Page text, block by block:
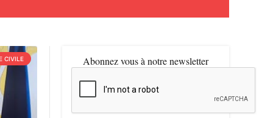
CIVILE Abonnez vous à notre newsletter